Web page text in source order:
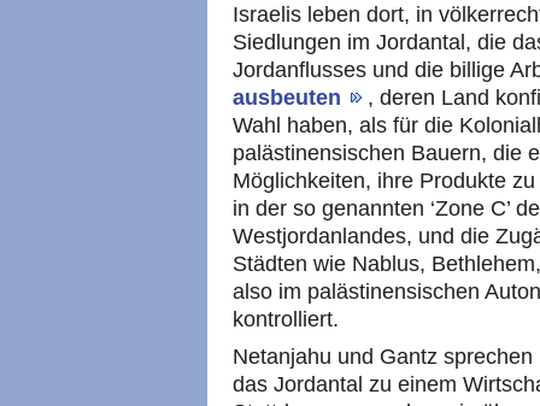
Israelis leben dort, in
Siedlungen im Jordantal, die
Jordanflusses und die billige
ausbeuten
, deren Land
Wahl haben, als für die
palästinensischen Bauern, die
Möglichkeiten, ihre Produkte
in der so genannten ‘Zone C’
Westjordanlandes, und die
Städten wie Nablus,
also im palästinensischen
kontrolliert.
Netanjahu und Gantz
das Jordantal zu einem